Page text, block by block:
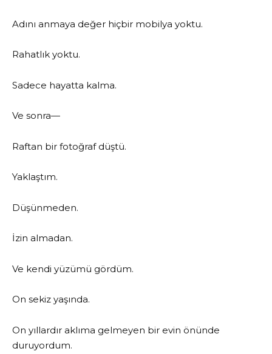
Adını anmaya değer hiçbir mobilya yoktu.
Rahatlık yoktu.
Sadece hayatta kalma.
Ve sonra—
Raftan bir fotoğraf düştü.
Yaklaştım.
Düşünmeden.
İzin almadan.
Ve kendi yüzümü gördüm.
On sekiz yaşında.
On yıllardır aklıma gelmeyen bir evin önünde
duruyordum.